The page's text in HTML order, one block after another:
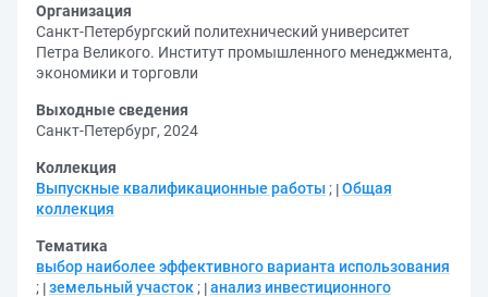
Организация
Санкт-Петербургский политехнический университет
Петра Великого. Институт промышленного менеджмента,
экономики и торговли
Выходные сведения
Санкт-Петербург, 2024
Коллекция
Выпускные квалификационные работы ; Общая
коллекция
Тематика
выбор наиболее эффективного варианта использования
; земельный участок ; анализ инвестиционного